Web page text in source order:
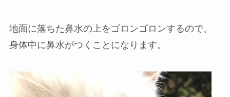
地面に落ちた鼻水の上をゴロンゴロンするので、
身体中に鼻水がつくことになります。